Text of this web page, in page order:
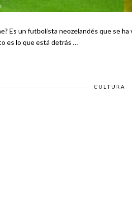
Es un futbolista neozelandés que se
Te puede interesar Esto es lo que está detrás …
CULTURA